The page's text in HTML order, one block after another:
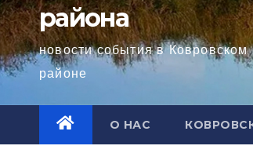
района
новости события в Ковровском
районе
О НАС